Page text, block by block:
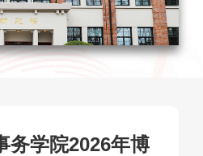
务学院2026年博